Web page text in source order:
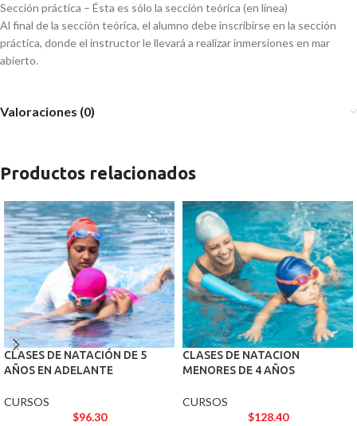
Sección práctica – Ésta es sólo la sección teórica (en línea)
Al final de la sección teórica, el alumno debe inscribirse en la sección
práctica, donde el instructor le llevará a realizar inmersiones en mar
abierto.
Valoraciones (0)
Productos relacionados
CLASES DE NATACIÓN DE 5
AÑOS EN ADELANTE
CURSOS
$96.30
CLASES DE NATACION
MENORES DE 4 AÑOS
CURSOS
$128.40